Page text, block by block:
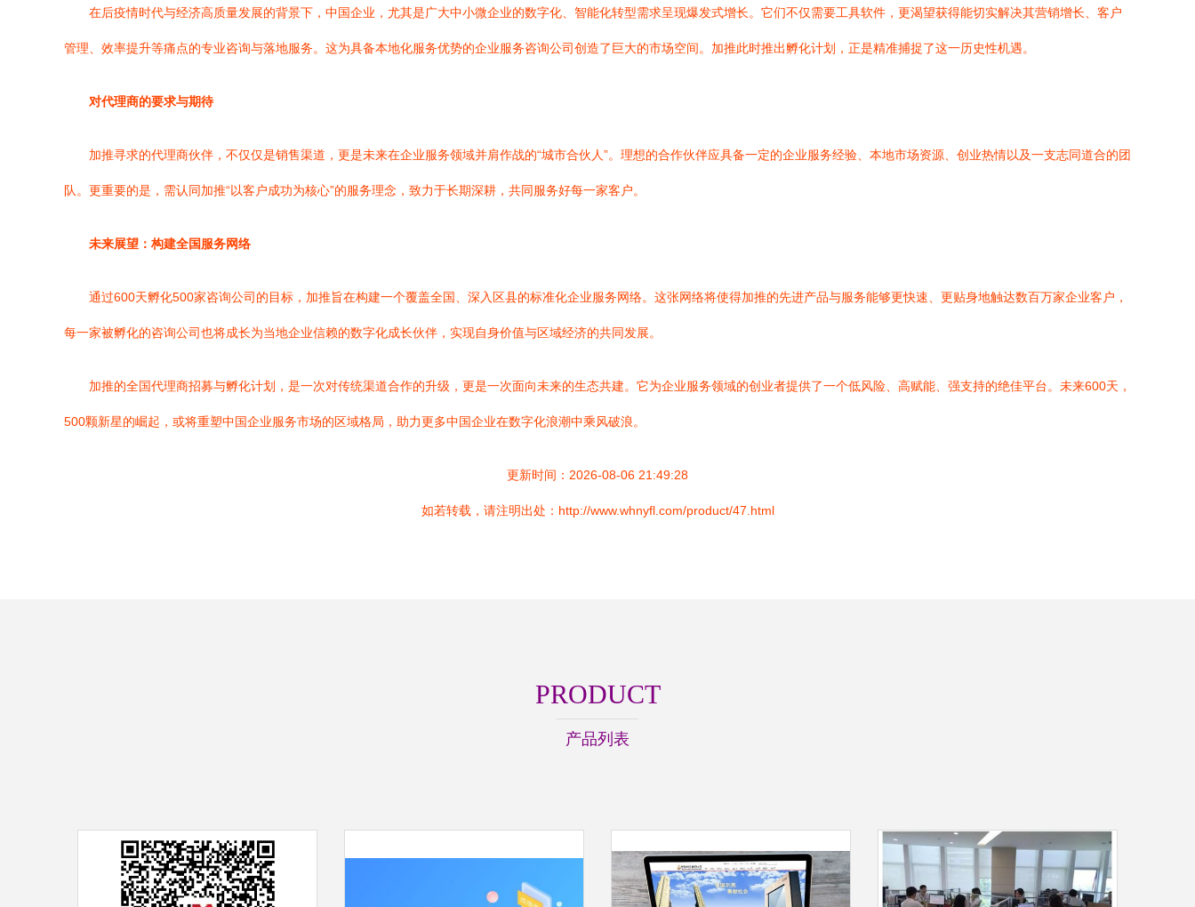
在后疫情时代与经济高质量发展的背景下，中国企业，尤其是广大中小微企业的数字化、智能化转型需求呈现爆发式增长。它们不仅需要工具软件，更渴望获得能切实解决其营销增长、客户
管理、效率提升等痛点的专业咨询与落地服务。这为具备本地化服务优势的企业服务咨询公司创造了巨大的市场空间。加推此时推出孵化计划，正是精准捕捉了这一历史性机遇。
对代理商的要求与期待
加推寻求的代理商伙伴，不仅仅是销售渠道，更是未来在企业服务领域并肩作战的“城市合伙人”。理想的合作伙伴应具备一定的企业服务经验、本地市场资源、创业热情以及一支志同道合的团
队。更重要的是，需认同加推“以客户成功为核心”的服务理念，致力于长期深耕，共同服务好每一家客户。
未来展望：构建全国服务网络
通过600天孵化500家咨询公司的目标，加推旨在构建一个覆盖全国、深入区县的标准化企业服务网络。这张网络将使得加推的先进产品与服务能够更快速、更贴身地触达数百万家企业客户，
每一家被孵化的咨询公司也将成长为当地企业信赖的数字化成长伙伴，实现自身价值与区域经济的共同发展。
加推的全国代理商招募与孵化计划，是一次对传统渠道合作的升级，更是一次面向未来的生态共建。它为企业服务领域的创业者提供了一个低风险、高赋能、强支持的绝佳平台。未来600天，
500颗新星的崛起，或将重塑中国企业服务市场的区域格局，助力更多中国企业在数字化浪潮中乘风破浪。
更新时间：2026-08-06 21:49:28
如若转载，请注明出处：http://www.whnyfl.com/product/47.html
PRODUCT
产品列表